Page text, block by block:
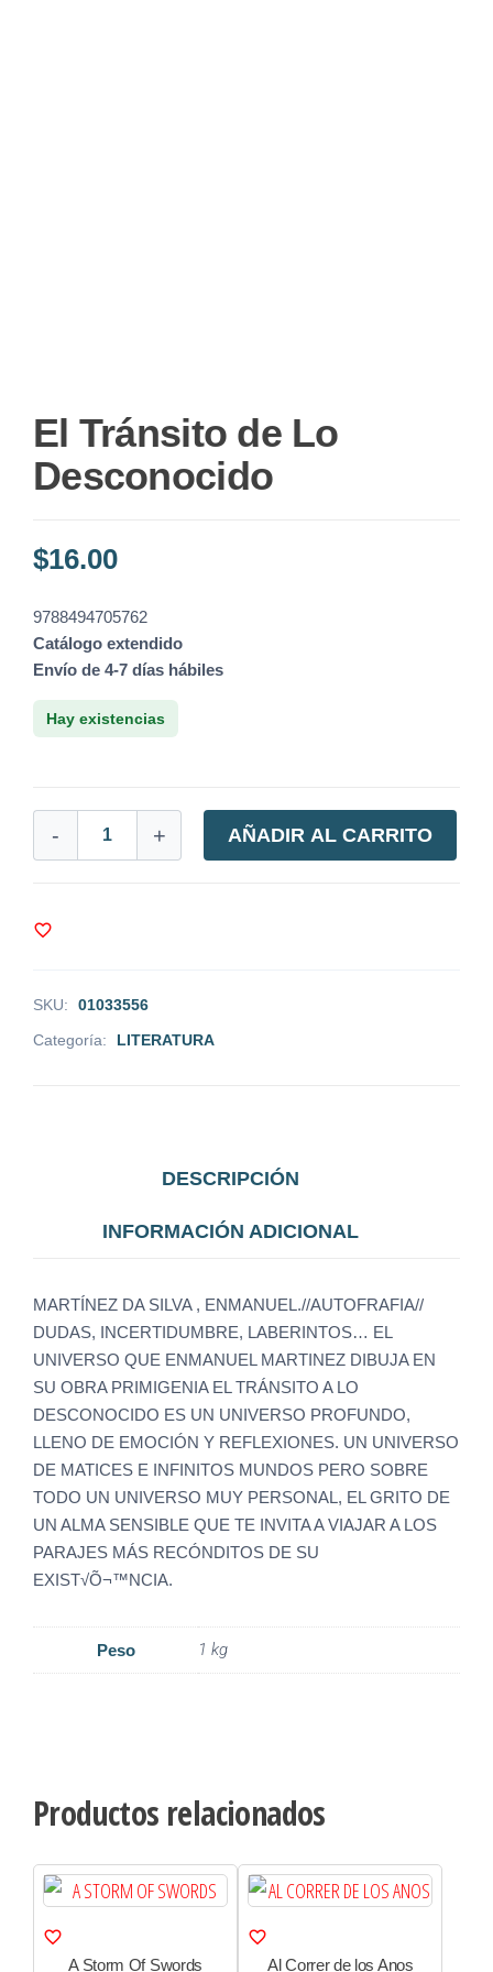
El Tránsito de Lo
Desconocido
$16.00
9788494705762
Catálogo extendido
Envío de 4-7 días hábiles
Hay existencias
- + AÑADIR AL CARRITO
SKU:
01033556
Categoría:
LITERATURA
DESCRIPCIÓN
INFORMACIÓN ADICIONAL
MARTÍNEZ DA SILVA , ENMANUEL.//AUTOFRAFIA//
DUDAS, INCERTIDUMBRE, LABERINTOS… EL
UNIVERSO QUE ENMANUEL MARTINEZ DIBUJA EN
SU OBRA PRIMIGENIA EL TRÁNSITO A LO
DESCONOCIDO ES UN UNIVERSO PROFUNDO,
LLENO DE EMOCIÓN Y REFLEXIONES. UN UNIVERSO
DE MATICES E INFINITOS MUNDOS PERO SOBRE
TODO UN UNIVERSO MUY PERSONAL, EL GRITO DE
UN ALMA SENSIBLE QUE TE INVITA A VIAJAR A LOS
PARAJES MÁS RECÓNDITOS DE SU
EXIST√Õ¬™NCIA.
Peso 1 kg
Productos relacionados
A Storm Of Swords Al Correr de los Anos